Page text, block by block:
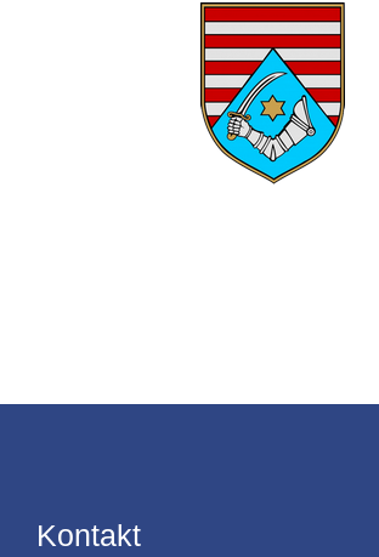
Kontakt